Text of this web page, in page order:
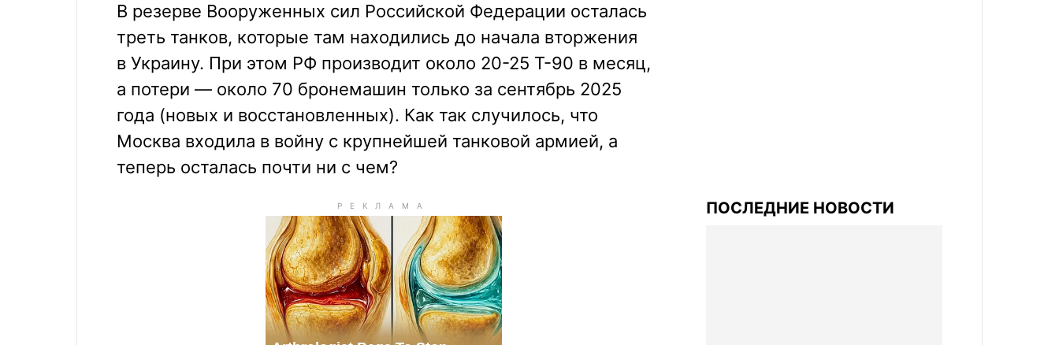
В резерве Вооруженных сил Российской Федерации осталась
треть танков, которые там находились до начала вторжения
в Украину. При этом РФ производит около 20-25 Т-90 в месяц,
а потери — около 70 бронемашин только за сентябрь 2025
года (новых и восстановленных). Как так случилось, что
Москва входила в войну с крупнейшей танковой армией, а
теперь осталась почти ни с чем?
ПОСЛЕДНИЕ НОВОСТИ